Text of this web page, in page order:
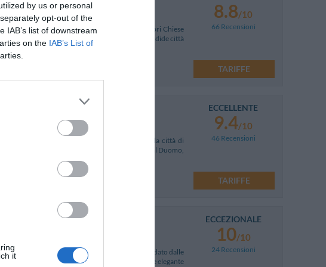
by us or personal
opt-out of the
IAB’s list of downstream
on the IAB’s List of
it
di Lucca, base ideale per visitare le celebri Chiese
palazzi storici e i negozi tipici della città, le splendide città
ben 66!
8.8/10
66 Recensioni
TARIFFE
divenuta Hotel nel 1857, situata nel cuore della città di
Ubicato in posizione panoramica rispetto al Duomo,
ECCELLENTE
9.4/10
46 Recensioni
TARIFFE
breve distanza dal centro storico di Lucca circondato dalle
residenza aristocratica dallo stile sontuoso e elegante
ECCEZIONALE
10/10
24 Recensioni